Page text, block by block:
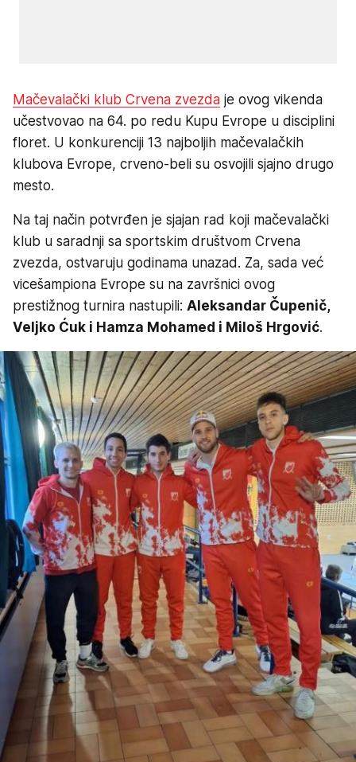
Mačevalački klub Crvena zvezda je ovog vikenda
učestvovao na 64. po redu Kupu Evrope u disciplini
floret. U konkurenciji 13 najboljih mačevalačkih
klubova Evrope, crveno-beli su osvojili sjajno drugo
mesto.
Na taj način potvrđen je sjajan rad koji mačevalački
klub u saradnji sa sportskim društvom Crvena
zvezda, ostvaruju godinama unazad. Za, sada već
vicešampiona Evrope su na završnici ovog
prestižnog turnira nastupili: Aleksandar Čupenič,
Veljko Ćuk i Hamza Mohamed i Miloš Hrgović.